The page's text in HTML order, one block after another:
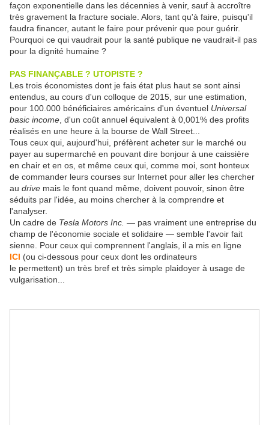
façon exponentielle dans les décennies à venir, sauf à accroître
très gravement la fracture sociale. Alors, tant qu'à faire, puisqu'il
faudra financer, autant le faire pour prévenir que pour guérir.
Pourquoi ce qui vaudrait pour la santé publique ne vaudrait-il pas
pour la dignité humaine ?
PAS FINANÇABLE ? UTOPISTE ?
Les trois économistes dont je fais état plus haut se sont ainsi
entendus, au cours d'un colloque de 2015, sur une estimation,
pour 100.000 bénéficiaires américains d'un éventuel Universal
basic income , d'un coût annuel équivalent à 0,001% des profits
réalisés en une heure à la bourse de Wall Street...
Tous ceux qui, aujourd'hui, préfèrent acheter sur le marché ou
payer au supermarché en pouvant dire bonjour à une caissière
en chair et en os, et même ceux qui, comme moi, sont honteux
de commander leurs courses sur Internet pour aller les chercher
au drive mais le font quand même, doivent pouvoir, sinon être
séduits par l'idée, au moins chercher à la comprendre et
l'analyser.
Un cadre de Tesla Motors Inc. — pas vraiment une entreprise du
champ de l'économie sociale et solidaire — semble l'avoir fait
sienne. Pour ceux qui comprennent l'anglais, il a mis en ligne
ICI (ou ci-dessous pour ceux dont les ordinateurs
le permettent) un très bref et très simple plaidoyer à usage de
vulgarisation...